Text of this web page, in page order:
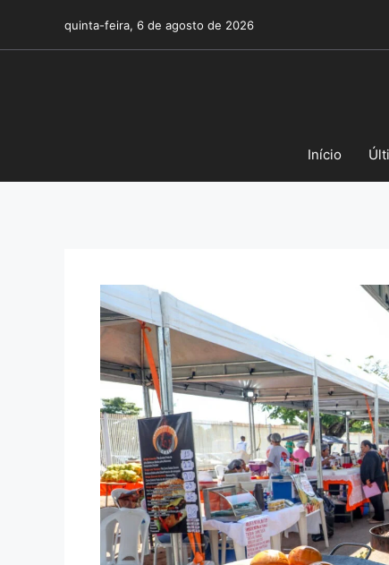
o
quinta-feira, 6 de agosto de 2026
Início